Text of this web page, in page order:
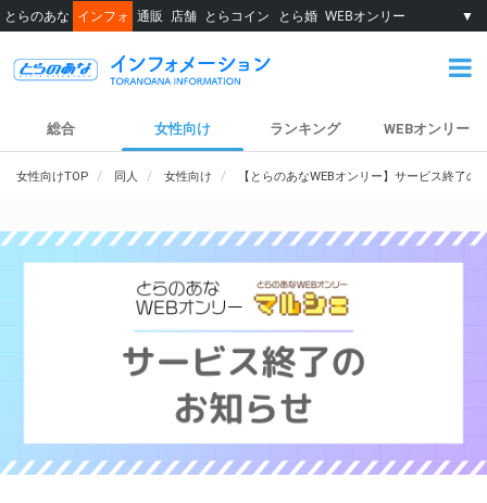
とらのあな インフォ 通販 店舗 とらコイン とら婚 WEBオンリー ▼
総合 女性向け ランキング WEBオンリー
女性向けTOP 同人 女性向け 【とらのあなWEBオンリー】サービス終了の